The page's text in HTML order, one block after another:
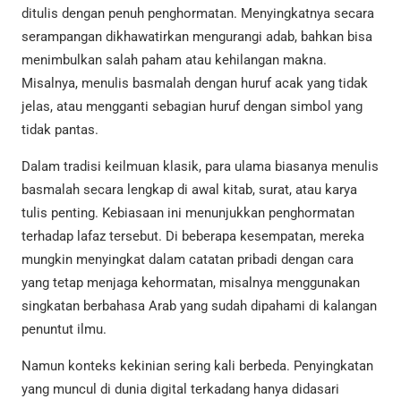
ditulis dengan penuh penghormatan. Menyingkatnya secara
serampangan dikhawatirkan mengurangi adab, bahkan bisa
menimbulkan salah paham atau kehilangan makna.
Misalnya, menulis basmalah dengan huruf acak yang tidak
jelas, atau mengganti sebagian huruf dengan simbol yang
tidak pantas.
Dalam tradisi keilmuan klasik, para ulama biasanya menulis
basmalah secara lengkap di awal kitab, surat, atau karya
tulis penting. Kebiasaan ini menunjukkan penghormatan
terhadap lafaz tersebut. Di beberapa kesempatan, mereka
mungkin menyingkat dalam catatan pribadi dengan cara
yang tetap menjaga kehormatan, misalnya menggunakan
singkatan berbahasa Arab yang sudah dipahami di kalangan
penuntut ilmu.
Namun konteks kekinian sering kali berbeda. Penyingkatan
yang muncul di dunia digital terkadang hanya didasari